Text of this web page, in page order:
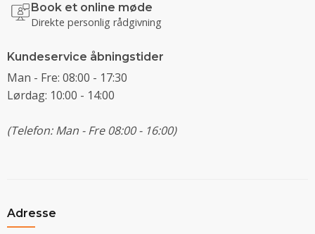
Book et online møde
Direkte personlig rådgivning
Kundeservice åbningstider
Man - Fre: 08:00 - 17:30
Lørdag: 10:00 - 14:00
(Telefon: Man - Fre 08:00 - 16:00)
Adresse